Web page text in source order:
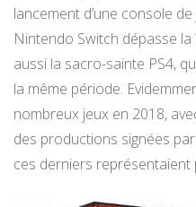
lancement d’une console
Nintendo Switch dépasse
aussi la sacro-sainte PS4,
la même période.
nombreux jeux en 2018,
des productions signées
ces derniers représentaient